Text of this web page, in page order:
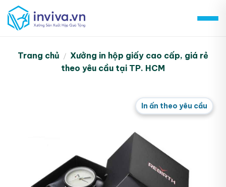
Skip
to
content
Trang chủ / Xưởng in hộp giấy cao cấp, giá rẻ
theo yêu cầu tại TP. HCM
In ấn theo yêu cầu